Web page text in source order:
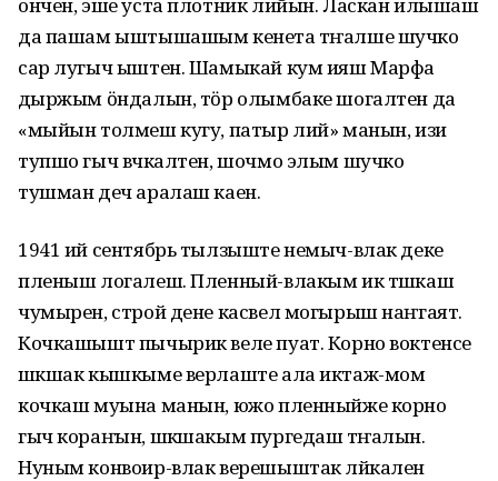
да пашам ыштышашым кенета тӱҥалше шучко
сар лугыч ыштен. Шамыкай кум ияш Марфа
ӱдыржым ӧндалын, тӧр олымбаке шогалтен да
«мыйын толмеш кугу, патыр лий» манын, изи
тупшо гыч вӱчкалтен, шочмо элым шучко
тушман деч аралаш каен.
1941 ий сентябрь тылзыште немыч-влак деке
пленыш логалеш. Пленный-влакым ик тӱшкаш
чумырен, строй дене касвел могырыш наҥгаят.
Кочкашышт пычырик веле пуат. Корно воктенсе
шӱкшак кышкыме верлаште ала иктаж-мом
кочкаш муына манын, южо пленныйже корно
гыч кораҥын, шӱкшакым пургедаш тӱҥалын.
Нуным конвоир-влак верешыштак лӱйкален